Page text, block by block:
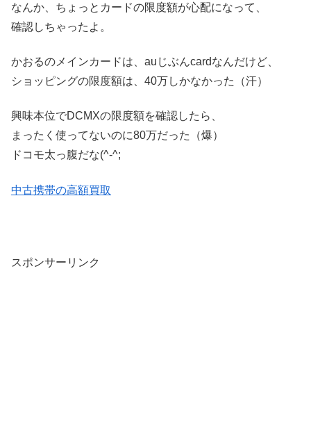
なんか、ちょっとカードの限度額が心配になって、
確認しちゃったよ。
かおるのメインカードは、auじぶんcardなんだけど、
ショッピングの限度額は、40万しかなかった（汗）
興味本位でDCMXの限度額を確認したら、
まったく使ってないのに80万だった（爆）
ドコモ太っ腹だな(^-^;
中古携帯の高額買取
スポンサーリンク